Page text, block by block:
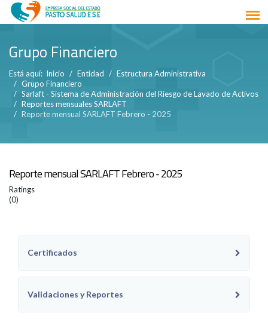
Grupo Financiero
Está aquí: Inicio Entidad
Estructura Administrativa
Grupo Financiero
Sarlaft - Sistema de Administración del Riesgo de Lavado de Activos
Reportes mensuales SARLAFT
Reporte mensual SARLAFT Febrero - 2025
Reporte mensual SARLAFT Febrero - 2025
Ratings
(0)
Certificados
Validaciones y Reportes